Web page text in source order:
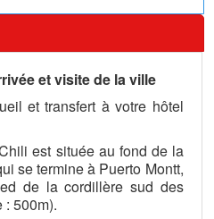
et visite de la ville
et transfert à votre hôtel
est située au fond de la
se termine à Puerto Montt,
de la cordillère sud des
: 500m).